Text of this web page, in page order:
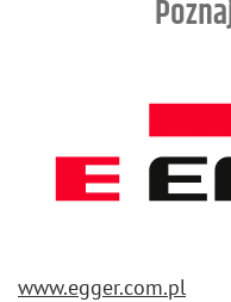
www.​egger.​com.​pl